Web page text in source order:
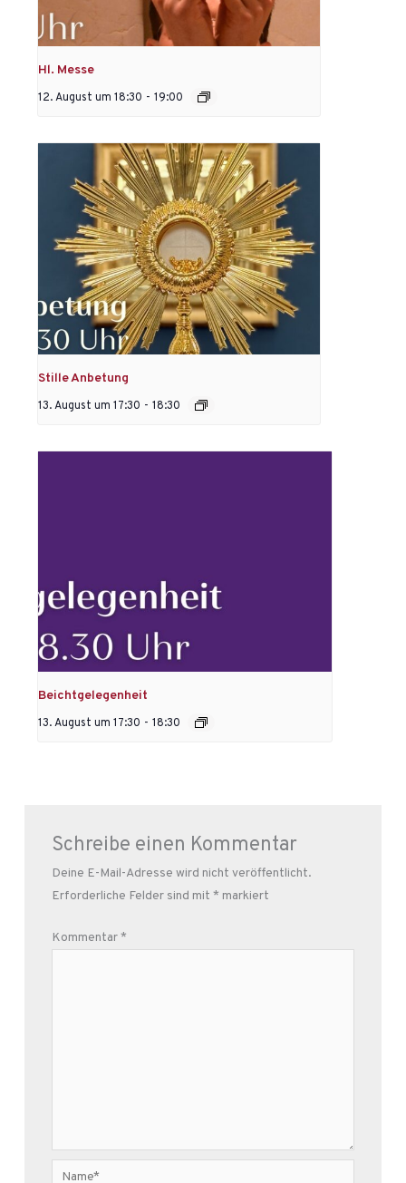
Hl. Messe
12. August um 18:30 - 19:00
Stille Anbetung
13. August um 17:30 - 18:30
Beichtgelegenheit
13. August um 17:30 - 18:30
Schreibe einen Kommentar
Deine E-Mail-Adresse wird nicht veröffentlicht.
Erforderliche Felder sind mit * markiert
Kommentar*
Name*